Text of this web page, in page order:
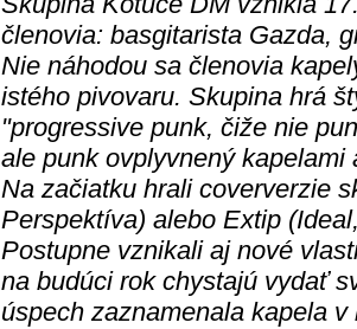
členovia: basgitarista Gazda,
Nie náhodou sa členovia
istého pivovaru. Skupina hrá
"progressive punk, čiže nie
ale punk ovplyvnený kapelami
Na začiatku hrali coververzie
Perspektíva) alebo Extip
Postupne vznikali aj nové
na budúci rok chystajú vydať
úspech zaznamenala kapela